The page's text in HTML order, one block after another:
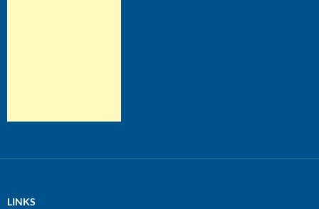
LINKS